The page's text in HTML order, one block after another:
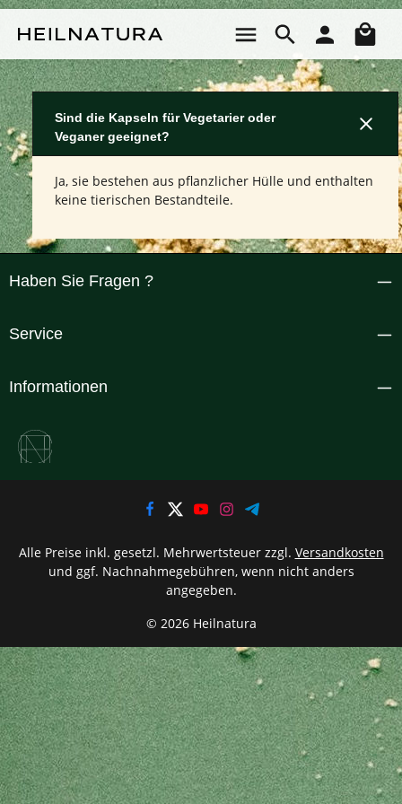
Sind die Kapseln für Vegetarier oder
Veganer geeignet?
Ja, sie bestehen aus pflanzlicher Hülle und enthalten
keine tierischen Bestandteile.
Haben Sie Fragen ?
Service
Informationen
© 2026 Heilnatura
Alle Preise inkl. gesetzl. Mehrwertsteuer zzgl. Versandkosten
und ggf. Nachnahmegebühren, wenn nicht anders
angegeben.